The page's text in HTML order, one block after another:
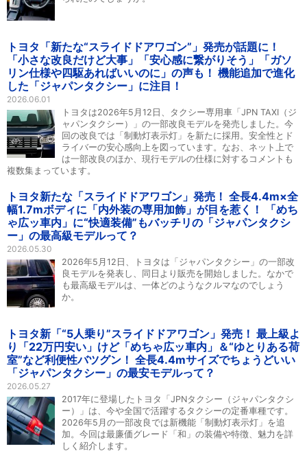
トヨタ「新たな“スライドドアワゴン”」発売が話題に！
「小さな改良だけど大事」「安心感に繋がりそう」「ガソ
リン仕様や四駆あればいいのに」の声も！ 機能追加で進化
した「ジャパンタクシー」に注目！
2026.06.01
トヨタは2026年5月12日、タクシー専用車「JPN TAXI（ジ
ャパンタクシー）」の一部改良モデルを発売しました。今
回の改良では「制動灯表示灯」を新たに採用。安全性とド
ライバーの安心感向上を図っています。なお、ネット上で
は一部改良のほか、現行モデルの仕様に対するコメントも
複数集まっています。
トヨタ新たな「スライドドアワゴン」発売！ 全長4.4m×全
幅1.7mボディに「内外装の専用加飾」が目を惹く！ 「めち
ゃ広ッ車内」に“快適装備”もバッチリの「ジャパンタクシ
ー」の最高級モデルって？
2026.05.30
2026年5月12日、トヨタは「ジャパンタクシー」の一部改
良モデルを発表し、同日より販売を開始しました。なかで
も最高級モデルは、一体どのようなクルマなのでしょう
か。
トヨタ新「“5人乗り”スライドドアワゴン」発売！ 最上級よ
り「22万円安い」けど「めちゃ広ッ車内」＆“ゆとりある荷
室”など利便性バツグン！ 全長4.4mサイズでちょうどいい
「ジャパンタクシー」の最安モデルって？
2026.05.27
2017年に登場したトヨタ「JPNタクシー（ジャパンタクシ
ー）」は、今や全国で活躍するタクシーの定番車種です。
2026年5月の一部改良では新機能「制動灯表示灯」を追
加。今回は最廉価グレード「和」の装備や特徴、魅力を詳
しく紹介します。